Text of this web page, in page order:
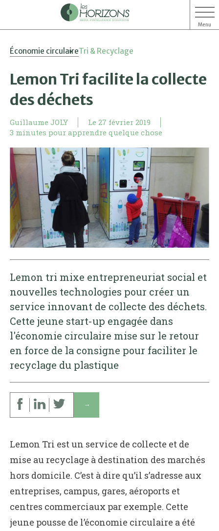
Menu
Économie circulaireTri & Recyclage
Lemon Tri facilite la collecte
des déchets
Guillaume JOLY Le 27 février 2019
3 minutes pour apprendre quelque chose
Lemon tri mixe entrepreneuriat social et
nouvelles technologies pour créer un
service innovant de collecte des déchets.
Cette jeune start-up engagée dans
l'économie circulaire mise sur le retour
en force de la consigne pour faciliter le
recyclage du plastique
↓
Lemon Tri est un service de collecte et de
mise au recyclage à destination des marchés
hors domicile. C’est à dire qu’il s’adresse aux
entreprises, campus, gares, aéroports et
centres commerciaux par exemple. Cette
jeune pousse de l’économie circulaire a été